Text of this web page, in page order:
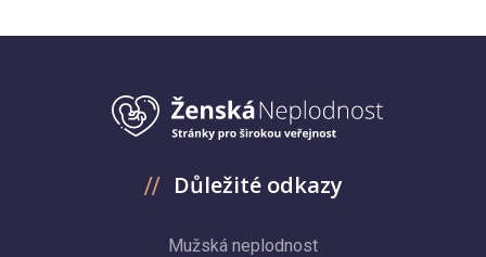
Důležité odkazy
Mužská neplodnost